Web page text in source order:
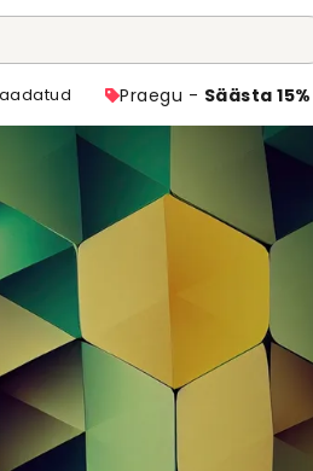
Praegu - Säästa 15%